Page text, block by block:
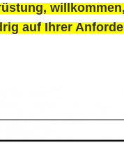
auf Ihrer